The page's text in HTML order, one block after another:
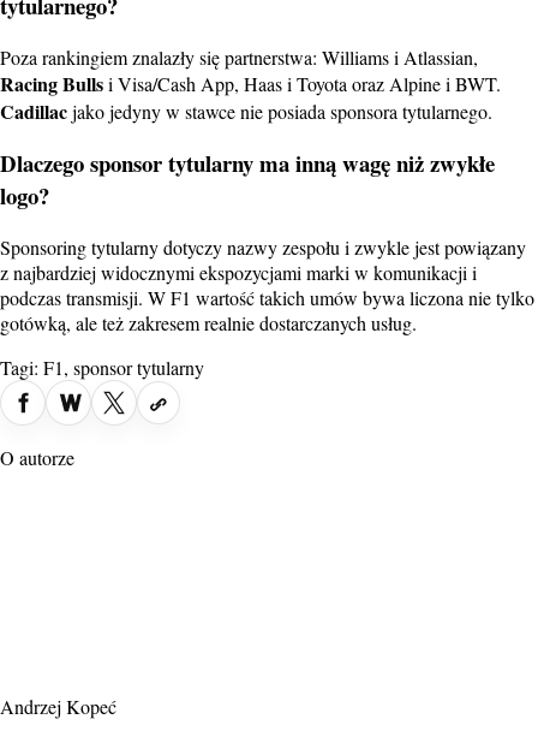
Poza rankingiem znalazły się partnerstwa: Williams i Atlassian,
Racing Bullsi Visa/Cash App, Haas i Toyota oraz Alpine i BWT.
Cadillacjako jedyny w stawce nie posiada sponsora tytularnego.
Dlaczego sponsor tytularny ma inną wagę niż zwykłe
logo?
Sponsoring tytularny dotyczy nazwy zespołu i zwykle jest powiązany
z najbardziej widocznymi ekspozycjami marki w komunikacji i
podczas transmisji. W F1 wartość takich umów bywa liczona nie tylko
gotówką, ale też zakresem realnie dostarczanych usług.
Tagi: F1, sponsor tytularny
O autorze
Andrzej Kopeć